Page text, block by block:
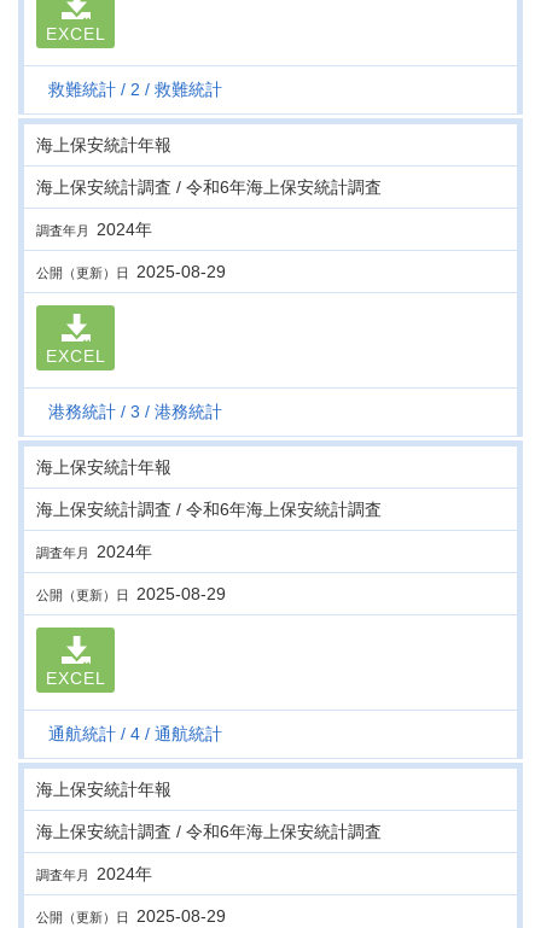
EXCEL
救難統計 2 救難統計
海上保安統計年報
海上保安統計調査 / 令和6年海上保安統計調査
調査年月 2024年
公開（更新）日 2025-08-29
EXCEL
港務統計 3 港務統計
海上保安統計年報
海上保安統計調査 / 令和6年海上保安統計調査
調査年月 2024年
公開（更新）日 2025-08-29
EXCEL
通航統計 4 通航統計
海上保安統計年報
海上保安統計調査 / 令和6年海上保安統計調査
調査年月 2024年
公開（更新）日 2025-08-29